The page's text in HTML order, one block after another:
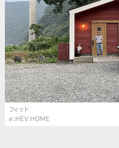
フィット
e:HEV HOME